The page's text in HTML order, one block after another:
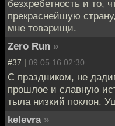
безхребетность и то,
прекраснейшую
мне товарищи.
Zero Run »
#37 | 09.05.16 02:30
С праздником, не
прошлое и славную
тыла низкий поклон.
kelevra »